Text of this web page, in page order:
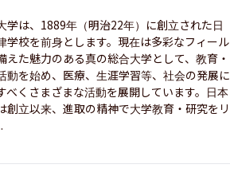
学は、1889年（明治22年）に創立された日
学校を前身とします。現在は多彩なフィール
えた魅力のある真の総合大学として、教育・
動を始め、医療、生涯学習等、社会の発展に
べくさまざまな活動を展開しています。日本
創立以来、進取の精神で大学教育・研究をリ